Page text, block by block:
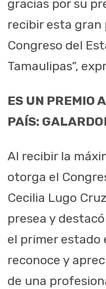
gracias por su
recibir esta gran
Congreso del
Tamaulipas”,
ES UN PREMIO
PAÍS:
Al recibir la
otorga el
Cecilia Lugo
presea y
el primer estado
reconoce y
de una